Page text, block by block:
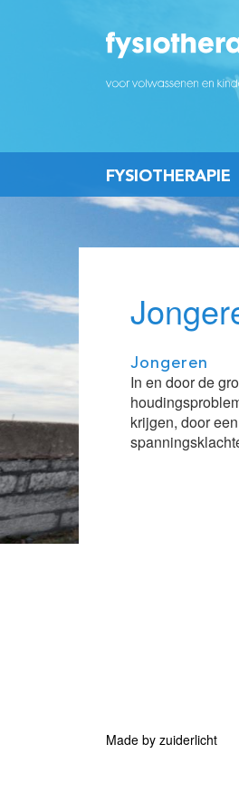
FYSIOTHERAPIE
Jongeren
In en door de
krijgen, door
Made by zuiderlicht